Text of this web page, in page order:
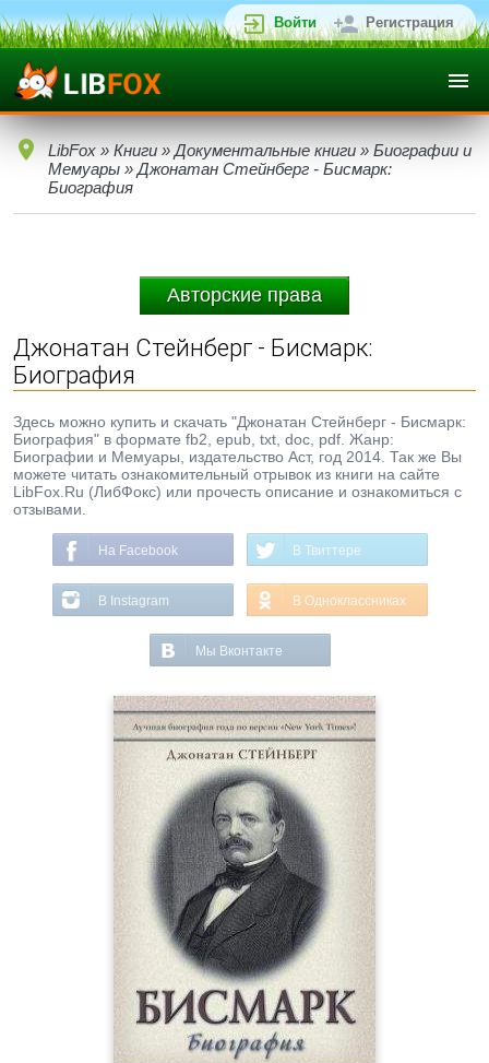
Войти Регистрация
LibFox » Книги » Документальные книги » Биографии и
Мемуары » Джонатан Стейнберг - Бисмарк:
Биография
Авторские права
Джонатан Стейнберг - Бисмарк:
Биография
Здесь можно купить и скачать "Джонатан Стейнберг - Бисмарк:
Биография" в формате fb2, epub, txt, doc, pdf. Жанр:
Биографии и Мемуары, издательство Аст, год 2014. Так же Вы
можете читать ознакомительный отрывок из книги на сайте
LibFox.Ru (ЛибФокс) или прочесть описание и ознакомиться с
отзывами.
На Facebook В Твиттере
В Instagram В Одноклассниках
Мы Вконтакте